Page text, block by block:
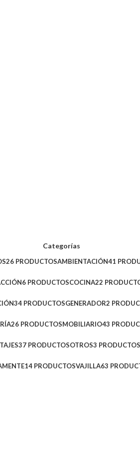
Categorías
26 PRODUCTOSAMBIENTACIÓN41
6 PRODUCTOSCOCINA22
34 PRODUCTOSGENERADOR2
26 PRODUCTOSMOBILIARIO43
37 PRODUCTOSOTROS3 PRODUCTOS
14 PRODUCTOSVAJILLA63